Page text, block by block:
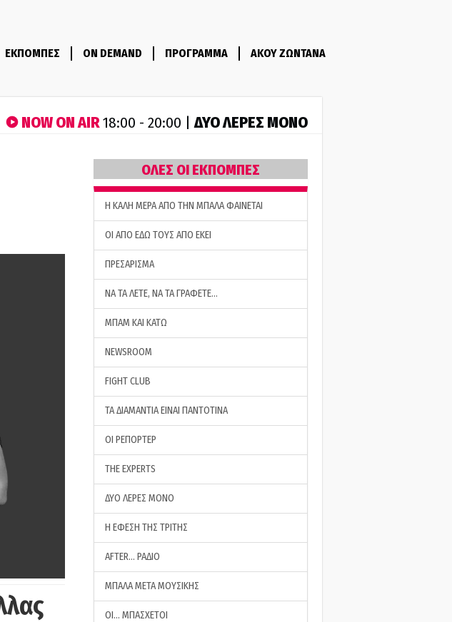
ΕΚΠΟΜΠΕΣ ON DEMAND ΠΡΟΓΡΑΜΜΑ ΑΚΟΥ ΖΩΝΤΑΝΑ
NOW ON AIR18:00 - 20:00 |ΔΥΟ ΛΕΡΕΣ ΜΟΝΟ
ΟΛΕΣ ΟΙ ΕΚΠΟΜΠΕΣ
H ΚΑΛΗ ΜΕΡΑ ΑΠΟ ΤΗΝ ΜΠΑΛΑ ΦΑΙΝΕΤΑΙ
ΟΙ ΑΠΟ ΕΔΩ ΤΟΥΣ ΑΠΟ ΕΚΕΙ
ΠΡΕΣΑΡΙΣΜΑ
ΝΑ ΤΑ ΛΕΤΕ, ΝΑ ΤΑ ΓΡΑΦΕΤΕ…
ΜΠΑΜ ΚΑΙ ΚΑΤΩ
NEWSROOM
FIGHT CLUB
ΤΑ ΔΙΑΜΑΝΤΙΑ ΕΙΝΑΙ ΠΑΝΤΟΤΙΝΑ
ΟΙ ΡΕΠΟΡΤΕΡ
THE EXPERTS
ΔΥΟ ΛΕΡΕΣ ΜΟΝΟ
Η ΕΦΕΣΗ ΤΗΣ ΤΡΙΤΗΣ
AFTER… ΡΑΔΙΟ
ΜΠΑΛΑ ΜΕΤΑ ΜΟΥΣΙΚΗΣ
ΟΙ… ΜΠΑΣΧΕΤΟΙ